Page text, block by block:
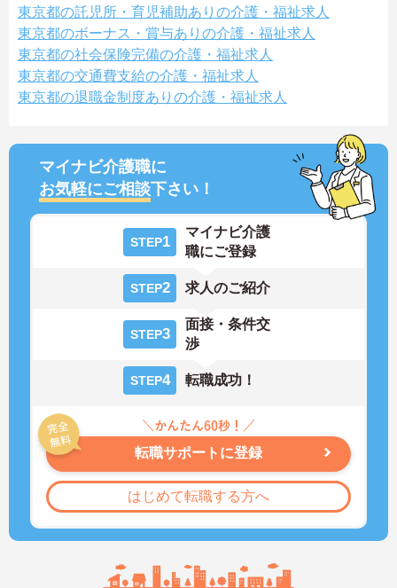
東京都の託児所・育児補助ありの介護・福祉求人
東京都のボーナス・賞与ありの介護・福祉求人
東京都の社会保険完備の介護・福祉求人
東京都の交通費支給の介護・福祉求人
東京都の退職金制度ありの介護・福祉求人
マイナビ介護職に
お気軽にご相談下さい！
STEP1
マイナビ介護
職にご登録
STEP2 求人のご紹介
STEP3
面接・条件交
渉
STEP4 転職成功！
転職サポートに登録
はじめて転職する方へ